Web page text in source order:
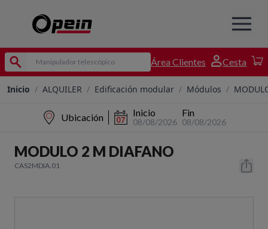
Área Clientes Cesta
Inicio / ALQUILER / Edificación modular / Módulos /
Ubicación Inicio
08/08/2026
Fin
08/08/2026
MODULO 2 M DIAFANO
CAS2MDIA.01